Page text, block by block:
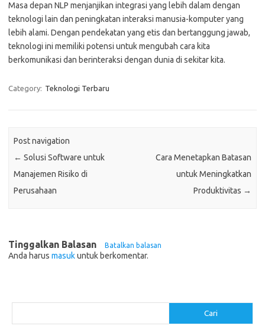
Masa depan NLP menjanjikan integrasi yang lebih dalam dengan
teknologi lain dan peningkatan interaksi manusia-komputer yang
lebih alami. Dengan pendekatan yang etis dan bertanggung jawab,
teknologi ini memiliki potensi untuk mengubah cara kita
berkomunikasi dan berinteraksi dengan dunia di sekitar kita.
Category: Teknologi Terbaru
Post navigation
← Solusi Software untuk
Manajemen Risiko di
Perusahaan
Cara Menetapkan Batasan
untuk Meningkatkan
Produktivitas →
Tinggalkan Balasan Batalkan balasan
Anda harus masukuntuk berkomentar.
Cari